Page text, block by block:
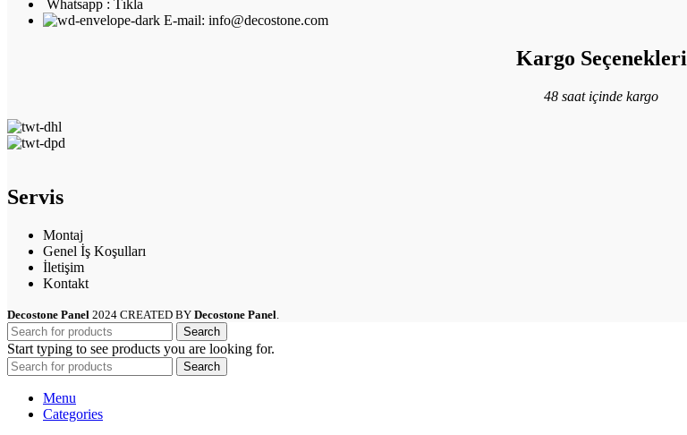
Whatsapp : Tıkla
E-mail: info@decostone.com
Kargo Seçenekleri
48 saat içinde kargo
Servis
Montaj
Genel İş Koşulları
İletişim
Kontakt
Decostone Panel 2024 CREATED BY Decostone Panel
Search
Start typing to see products you are looking for.
Search
Menu
Categories